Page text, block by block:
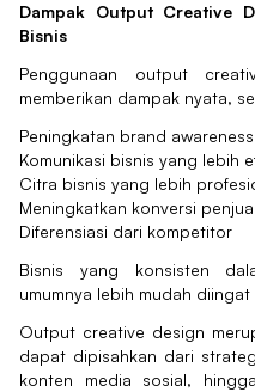
Dampak Output Creative
Bisnis
Penggunaan output
memberikan dampak nyata,
Peningkatan brand awareness
Komunikasi bisnis yang lebih
Citra bisnis yang lebih
Meningkatkan konversi
Diferensiasi dari kompetitor
Bisnis yang konsisten
umumnya lebih mudah
Output creative design
dapat dipisahkan dari
konten media sosial,